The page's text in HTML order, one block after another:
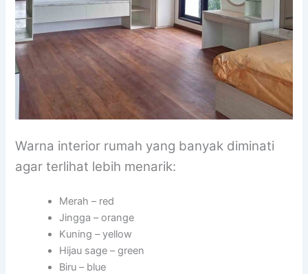
Warna interior rumah yang banyak diminati
agar terlihat lebih menarik:
Merah – red
Jingga – orange
Kuning – yellow
Hijau sage – green
Biru – blue